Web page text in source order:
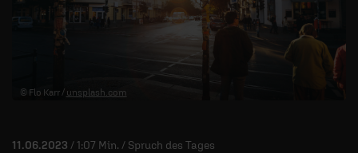
REPORTAGE
MITMACHEN
© Flo Karr / unsplash.com
11.06.2023 / 1:07 Min. / Spruch des Tages